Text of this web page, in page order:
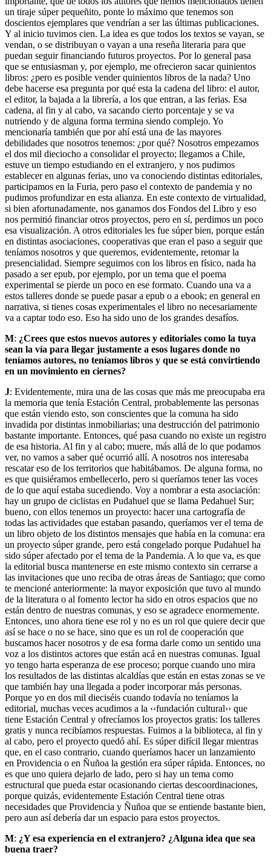
un tiraje súper pequeñito, ponte lo máximo que tenemos son
doscientos ejemplares que vendrían a ser las últimas publicaciones.
Y al inicio tuvimos cien. La idea es que todos los textos se vayan, se
vendan, o se distribuyan o vayan a una reseña literaria para que
puedan seguir financiando futuros proyectos. Por lo general pasa
que se entusiasman y, por ejemplo, me ofrecieron sacar quinientos
libros: ¿pero es posible vender quinientos libros de la nada? Uno
debe hacerse esa pregunta por qué esta la cadena del libro: el autor,
el editor, la bajada a la librería, a los que entran, a las ferias. Esa
cadena, al fin y al cabo, va sacando cierto porcentaje y se va
nutriendo y de alguna forma termina siendo complejo. Yo
mencionaría también que por ahí está una de las mayores
debilidades que nosotros tenemos: ¿por qué? Nosotros empezamos
el dos mil dieciocho a consolidar el proyecto; llegamos a Chile,
estuve un tiempo estudiando en el extranjero, y nos pudimos
establecer en algunas ferias, uno va conociendo distintas editoriales,
participamos en la Furia, pero paso el contexto de pandemia y no
pudimos profundizar en esta alianza. En este contexto de virtualidad,
si bien afortunadamente, nos ganamos dos Fondos del Libro y eso
nos permitió financiar otros proyectos, pero en sí, perdimos un poco
esa visualización. A otros editoriales les fue súper bien, porque están
en distintas asociaciones, cooperativas que eran el paso a seguir que
teníamos nosotros y que queremos, evidentemente, retomar la
presencialidad. Siempre seguimos con los libros en físico, nada ha
pasado a ser epub, por ejemplo, por un tema que el poema
experimental se pierde un poco en ese formato. Cuando una va a
estos talleres donde se puede pasar a epub o a ebook; en general en
narrativa, si tienes cosas experimentales el libro no necesariamente
va a captar todo eso. Eso ha sido uno de los grandes desafíos.
M: ¿Crees que estos nuevos autores y editoriales como la tuya
sean la vía para llegar justamente a esos lugares donde no
teníamos autores, no teníamos libros y que se está convirtiendo
en un movimiento en ciernes?
J: Evidentemente, mira una de las cosas que más me preocupaba era
la memoria que tenía Estación Central, probablemente las personas
que están viendo esto, son conscientes que la comuna ha sido
invadida por distintas inmobiliarias; una destrucción del patrimonio
bastante importante. Entonces, qué pasa cuando no existe un registro
de esa historia. Al fin y al cabo; muere, más allá de lo que podamos
ver, no vamos a saber qué ocurrió allí. A nosotros nos interesaba
rescatar eso de los territorios que habitábamos. De alguna forma, no
es que quisiéramos embellecerlo, pero si queríamos tener las voces
de lo que aquí estaba sucediendo. Voy a nombrar a esta asociación:
hay un grupo de ciclistas en Pudahuel que se llama Pedahuel Sur;
bueno, con ellos tenemos un proyecto: hacer una cartografía de
todas las actividades que estaban pasando, queríamos ver el tema de
un libro objeto de los distintos mensajes que había en la comuna: era
un proyecto súper grande, pero está congelado porque Pudahuel ha
sido súper afectado por el tema de la Pandemia. A lo que va, es que
la editorial busca mantenerse en este mismo contexto sin cerrarse a
las invitaciones que uno reciba de otras áreas de Santiago; que como
te mencioné anteriormente: la mayor exposición que tuvo al mundo
de la literatura o al fomento lector ha sido en otros espacios que no
están dentro de nuestras comunas, y eso se agradece enormemente.
Entonces, uno ahora tiene ese rol y no es un rol que quiere decir que
así se hace o no se hace, sino que es un rol de cooperación que
buscamos hacer nosotros y de esa forma darle como un sentido una
voz a los distintos actores que están acá en nuestras comunas. Igual
yo tengo harta esperanza de ese proceso; porque cuando uno mira
los resultados de las distintas alcaldías que están en estas zonas se ve
que también hay una llegada a poder incorporar más personas.
Porque yo en dos mil dieciséis cuando todavía no teníamos la
editorial, muchas veces acudimos a la ‹‹fundación cultural›› que
tiene Estación Central y ofrecíamos los proyectos gratis: los talleres
gratis y nunca recibíamos respuestas. Fuimos a la biblioteca, al fin y
al cabo, pero el proyecto quedó ahí. Es súper difícil llegar mientras
que, en el caso contrario, cuando queríamos hacer un lanzamiento
en Providencia o en Ñuñoa la gestión era súper rápida. Entonces, no
es que uno quiera dejarlo de lado, pero si hay un tema como
estructural que pueda estar ocasionando ciertas descoordinaciones,
porque quizás, evidentemente Estación Central tiene otras
necesidades que Providencia y Ñuñoa que se entiende bastante bien,
pero aun así debería dar un espacio para estos proyectos.
M: ¿Y esa experiencia en el extranjero? ¿Alguna idea que sea
buena traer?